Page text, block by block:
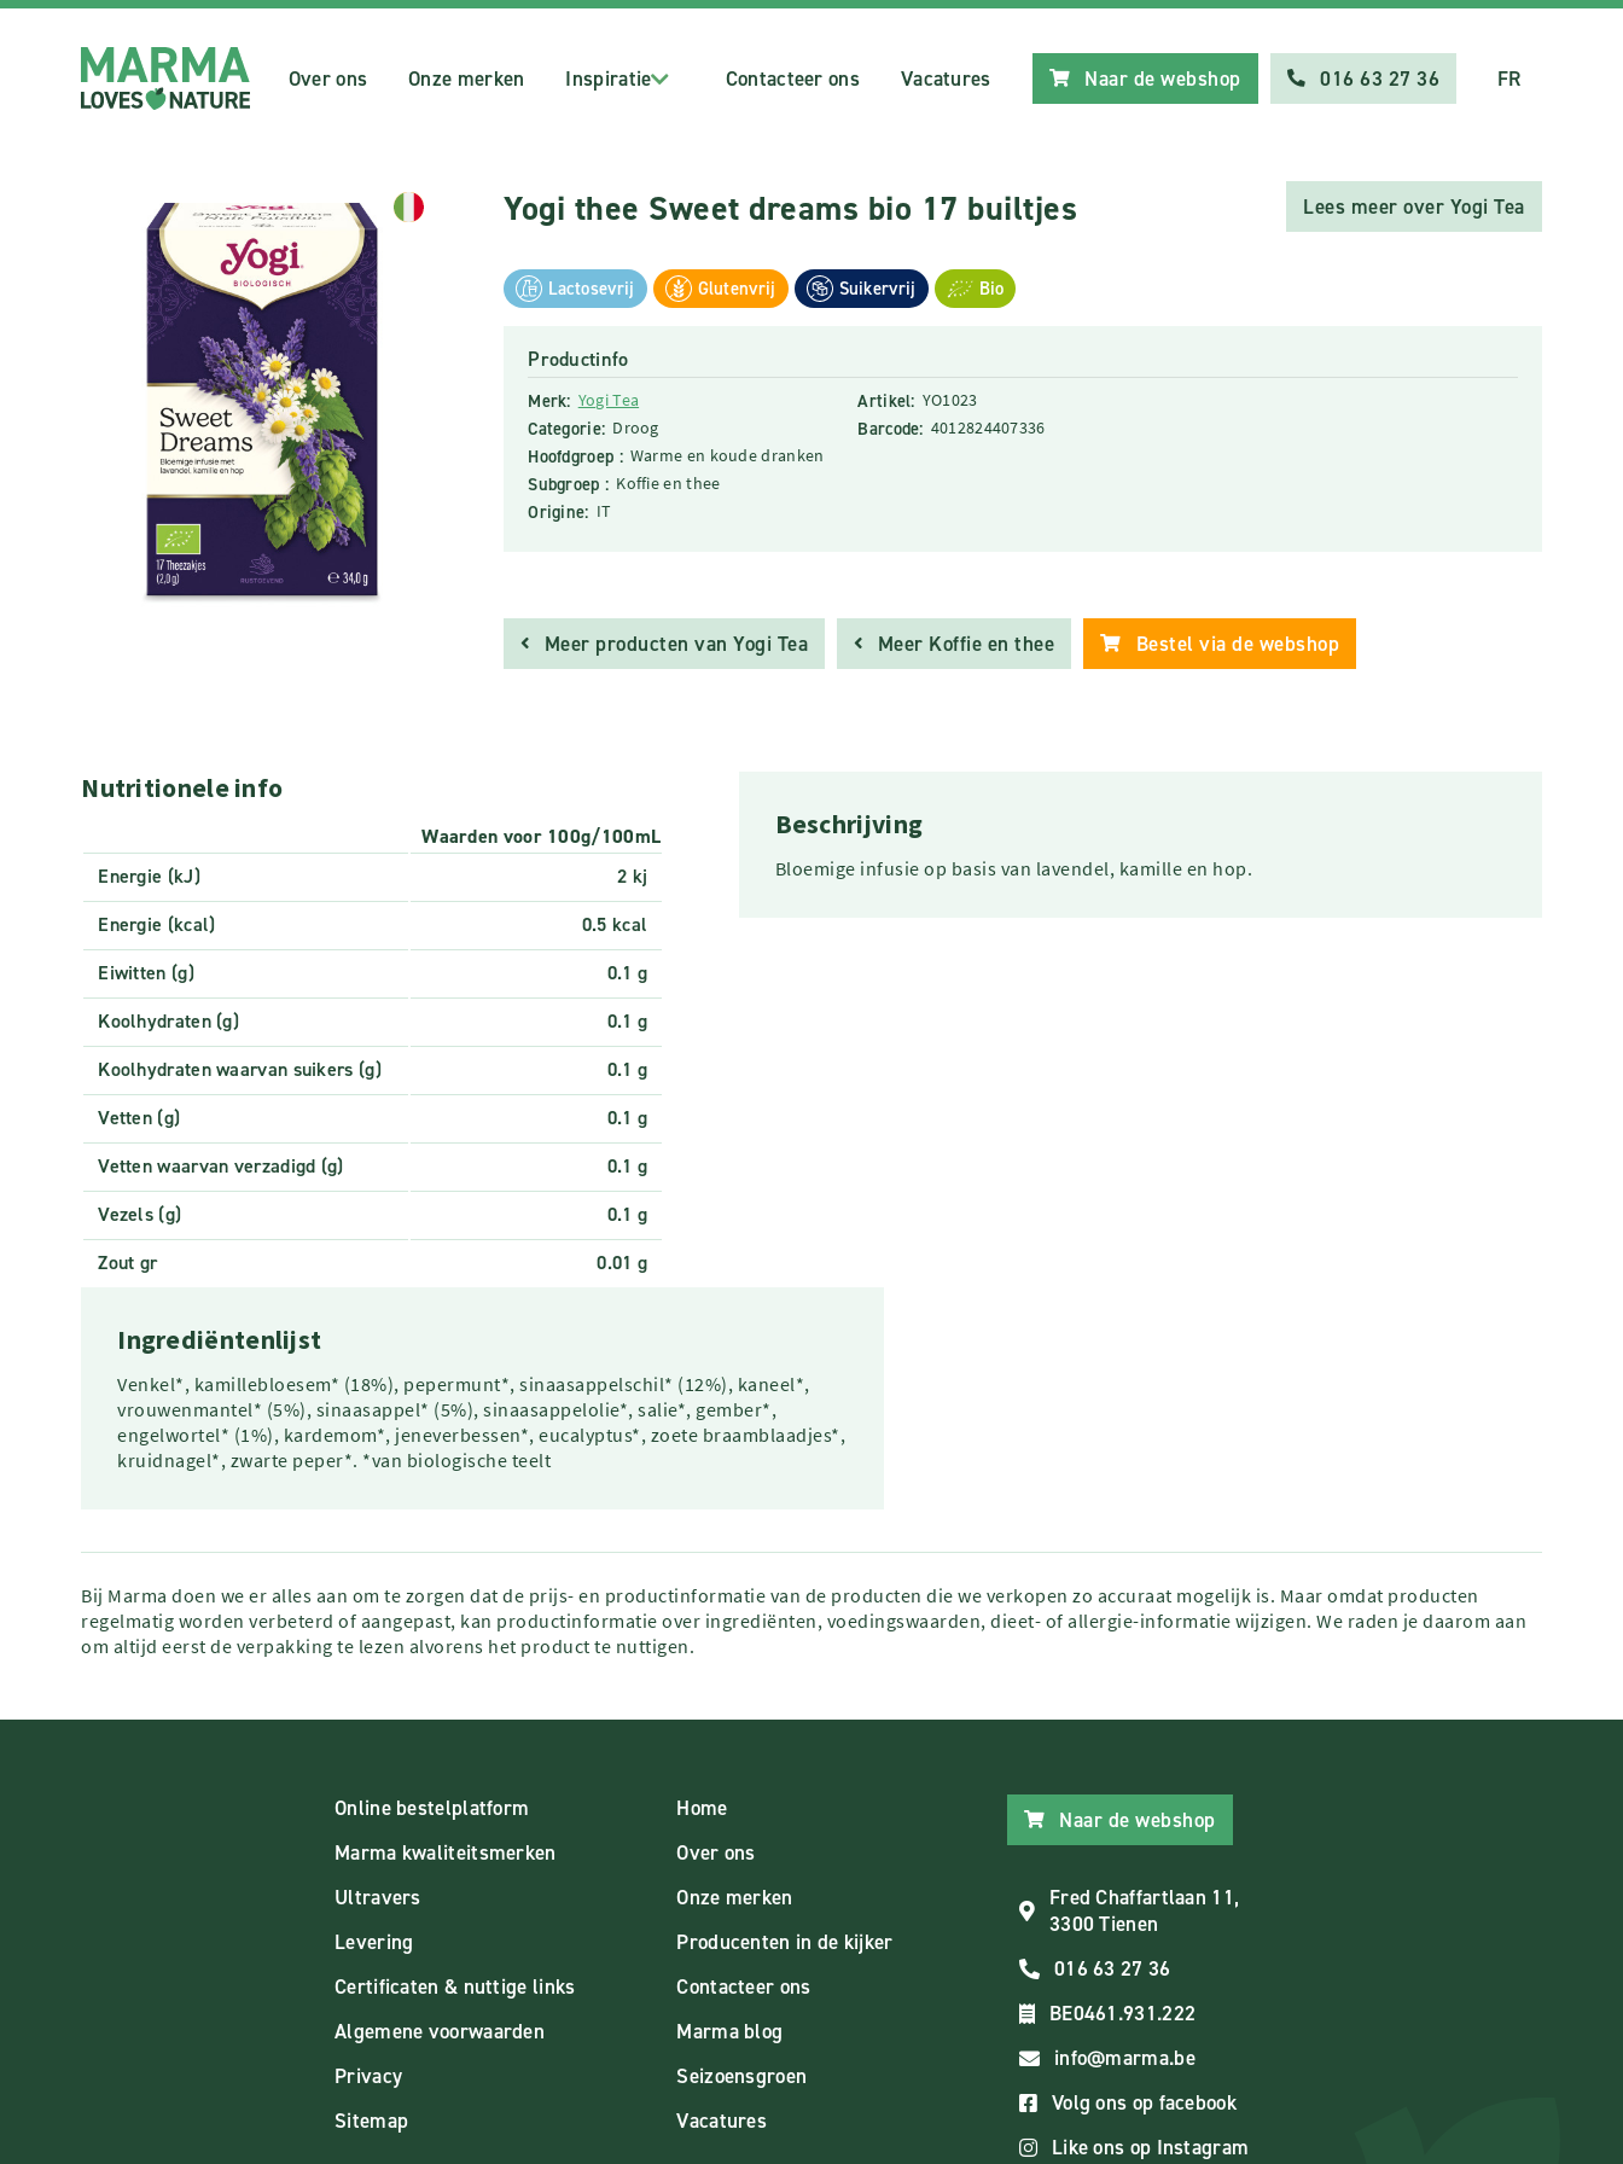
Over ons Onze merken Inspiratie Contacteer ons Vacatures Naar de webshop 016 63 27 36 FR
Yogi thee Sweet dreams bio 17 builtjes Lees meer over Yogi Tea
Lactosevrij Glutenvrij Suikervrij Bio
Productinfo
Merk: Yogi Tea
Categorie: Droog
Hoofdgroep : Warme en koude dranken
Subgroep : Koffie en thee
Origine: IT
Artikel: YO1023
Barcode: 4012824407336
Meer producten van Yogi Tea Meer Koffie en thee Bestel via de webshop
Nutritionele info
Waarden voor 100g/100mL
Energie (kJ)
2 kj
Energie (kcal)
0.5 kcal
Eiwitten (g)
0.1 g
Koolhydraten (g)
0.1 g
Koolhydraten waarvan suikers (g)
0.1 g
Vetten (g)
0.1 g
Vetten waarvan verzadigd (g)
0.1 g
Vezels (g)
0.1 g
Zout gr
0.01 g
Beschrijving
Bloemige infusie op basis van lavendel, kamille en hop.
Ingrediëntenlijst
Venkel*, kamillebloesem* (18%), pepermunt*, sinaasappelschil* (12%), kaneel*,
vrouwenmantel* (5%), sinaasappel* (5%), sinaasappelolie*, salie*, gember*,
engelwortel* (1%), kardemom*, jeneverbessen*, eucalyptus*, zoete braamblaadjes*,
kruidnagel*, zwarte peper*. *van biologische teelt
Bij Marma doen we er alles aan om te zorgen dat de prijs- en productinformatie van de producten die we verkopen zo accuraat mogelijk is. Maar omdat producten
regelmatig worden verbeterd of aangepast, kan productinformatie over ingrediënten, voedingswaarden, dieet- of allergie-informatie wijzigen. We raden je daarom aan
om altijd eerst de verpakking te lezen alvorens het product te nuttigen.
Online bestelplatform
Marma kwaliteitsmerken
Ultravers
Levering
Certificaten & nuttige links
Algemene voorwaarden
Privacy
Sitemap
Home
Over ons
Onze merken
Producenten in de kijker
Contacteer ons
Marma blog
Seizoensgroen
Vacatures
Naar de webshop
Fred Chaffartlaan 11,
3300 Tienen
016 63 27 36
BE0461.931.222
info@marma.be
Volg ons op facebook
Like ons op Instagram